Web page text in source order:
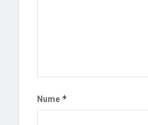
Nume *